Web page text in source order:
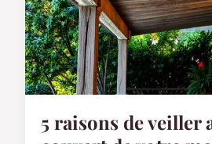
5 raisons de veiller